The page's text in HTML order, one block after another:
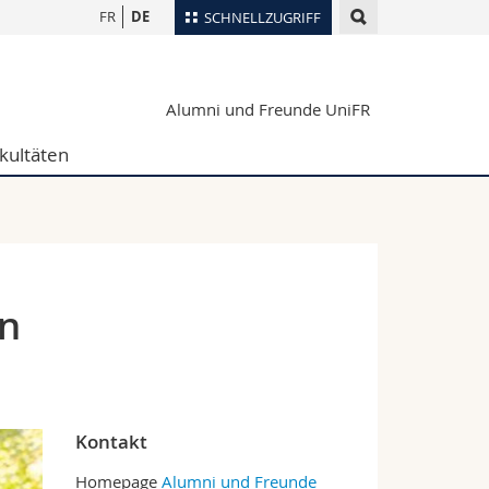
SCHNELLZUGRIFF
Ortsplan
Webmail
FR DE
Alumni und Freunde UniFR
Kontakt
Homepage Alumni und Freunde